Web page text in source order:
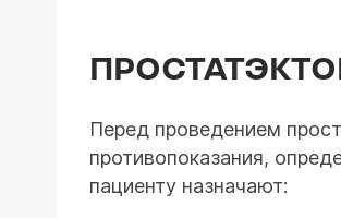
Перед проведением
противопоказания,
пациенту назначают: